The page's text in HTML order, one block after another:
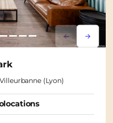
Lorem ipsum
Lorem
(Lyon)